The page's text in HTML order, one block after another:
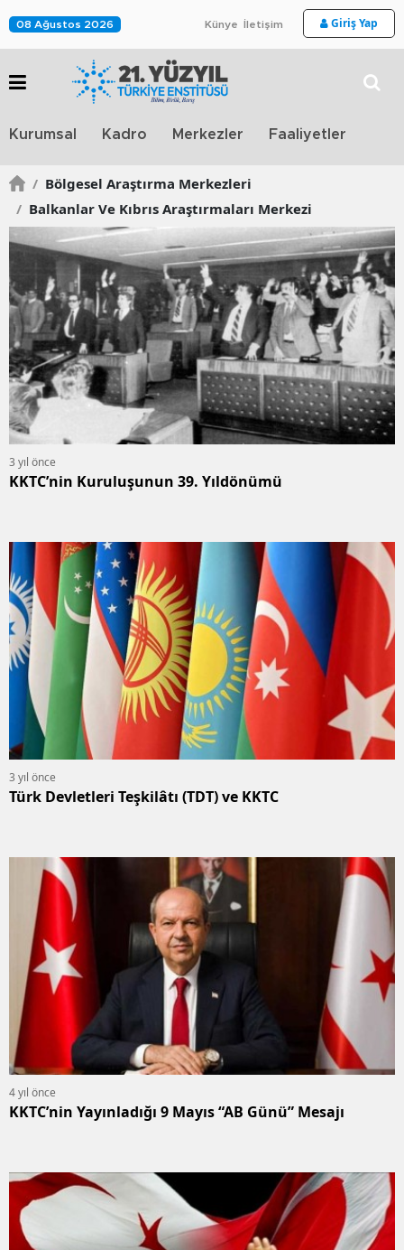
08 Ağustos 2026 Künye İletişim Giriş Yap
Kurumsal Kadro Merkezler Faaliyetler
/ Bölgesel Araştırma Merkezleri
/ Balkanlar Ve Kıbrıs Araştırmaları Merkezi
3 yıl önce
KKTC’nin Kuruluşunun 39. Yıldönümü
3 yıl önce
Türk Devletleri Teşkilâtı (TDT) ve KKTC
4 yıl önce
KKTC’nin Yayınladığı 9 Mayıs “AB Günü” Mesajı